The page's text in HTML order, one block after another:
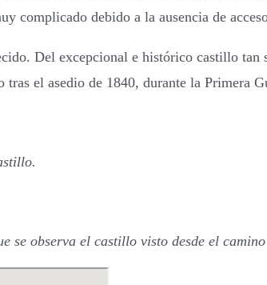
complicado debido a la ausencia de
Del excepcional e histórico castillo
tras el asedio de 1840, durante la Primera
se observa el castillo visto desde el